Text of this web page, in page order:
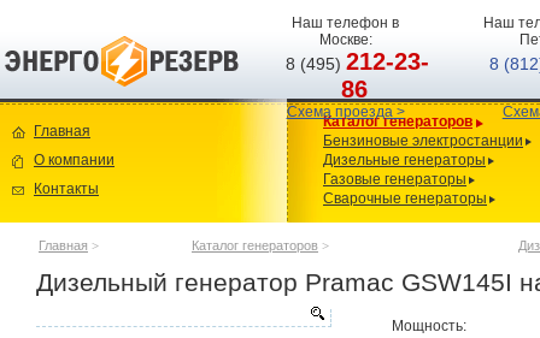
Наш телефон в
Москве:
8 (495)212-23-
86
Схема проезда >
Наш
8
Главная
О компании
Контакты
Каталог генераторов
Бензиновые электростанции
Дизельные генераторы
Газовые генераторы
Сварочные генераторы
Главная > Каталог генераторов >
Дизельный генератор Pramac GSW145I
Мощность: